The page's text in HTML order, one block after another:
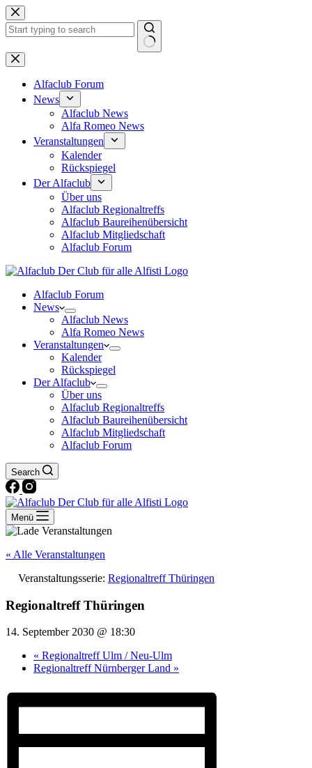
Zum
Inhalt
springen
Keine
Ergebnisse
Alfaclub Forum
News
Alfaclub News
Alfa Romeo News
Veranstaltungen
Kalender
Rückspiegel
Der Alfaclub
Über uns
Alfaclub Regionaltreffs
Alfaclub Baureihenübersicht
Alfaclub Mitgliedschaft
Alfaclub Forum
Alfaclub Forum
News
Alfaclub News
Alfa Romeo News
Veranstaltungen
Kalender
Rückspiegel
Der Alfaclub
Über uns
Alfaclub Regionaltreffs
Alfaclub Baureihenübersicht
Alfaclub Mitgliedschaft
Alfaclub Forum
Search
Menü
« Alle Veranstaltungen
Veranstaltungsserie: Regionaltreff Thüringen
Regionaltreff Thüringen
14. September 2030 @ 18:30
« Regionaltreff Ulm / Neu-Ulm
Regionaltreff Nürnberger Land »